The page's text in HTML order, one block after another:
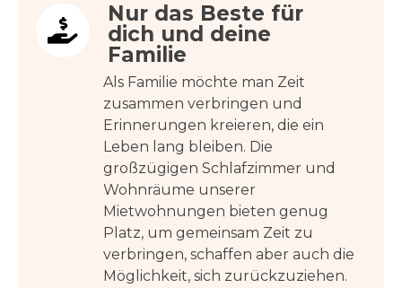
Nur das Beste für
dich und deine
Familie
Als Familie möchte man Zeit
zusammen verbringen und
Erinnerungen kreieren, die ein
Leben lang bleiben. Die
großzügigen Schlafzimmer und
Wohnräume unserer
Mietwohnungen bieten genug
Platz, um gemeinsam Zeit zu
verbringen, schaffen aber auch die
Möglichkeit, sich zurückzuziehen.